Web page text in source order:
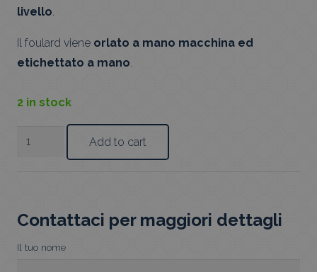
livello.
Il foulard viene orlato a mano macchina ed
etichettato a mano.
2 in stock
Add to cart
Contattaci per maggiori dettagli
Il tuo nome